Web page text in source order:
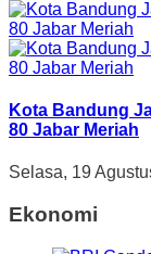
Kota Bandung
80 Jabar Meriah
Selasa, 19
Ekonomi